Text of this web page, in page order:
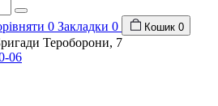
0 Закладки 0 Кошик 0
Тероборони, 7
06